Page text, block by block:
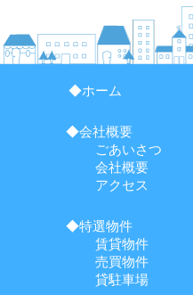
◆ホーム
◆会社概要
ごあいさつ
会社概要
アクセス
◆特選物件
賃貸物件
売買物件
貸駐車場